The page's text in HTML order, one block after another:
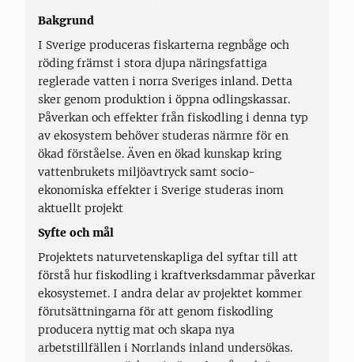
Bakgrund
I Sverige produceras fiskarterna regnbåge och
röding främst i stora djupa näringsfattiga
reglerade vatten i norra Sveriges inland. Detta
sker genom produktion i öppna odlingskassar.
Påverkan och effekter från fiskodling i denna typ
av ekosystem behöver studeras närmre för en
ökad förståelse. Även en ökad kunskap kring
vattenbrukets miljöavtryck samt socio-
ekonomiska effekter i Sverige studeras inom
aktuellt projekt
Syfte och mål
Projektets naturvetenskapliga del syftar till att
förstå hur fiskodling i kraftverksdammar påverkar
ekosystemet. I andra delar av projektet kommer
förutsättningarna för att genom fiskodling
producera nyttig mat och skapa nya
arbetstillfällen i Norrlands inland undersökas.